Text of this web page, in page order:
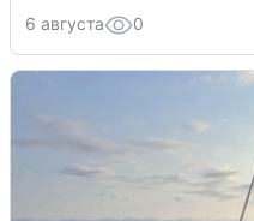
6 августа 0